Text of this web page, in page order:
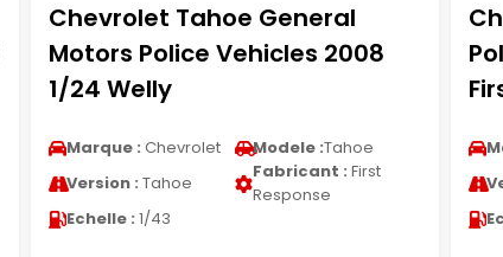
Chevrolet Tahoe General
Motors Police Vehicles 2008
1/24 Welly
Marque : Chevrolet Modele :Tahoe
Version : Tahoe
Fabricant : First
Response
Echelle : 1/43